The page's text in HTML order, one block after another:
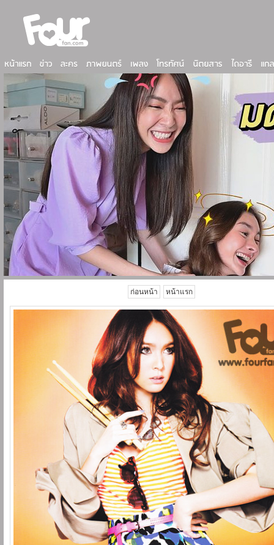
ก่อนหน้า หน้าแรก